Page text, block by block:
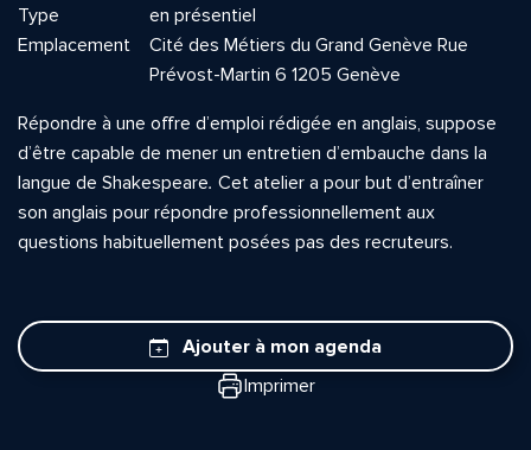
Type
en présentiel
Emplacement
Cité des Métiers du Grand Genève Rue
Prévost-Martin 6 1205 Genève
Répondre à une offre d’emploi rédigée en anglais, suppose
d’être capable de mener un entretien d’embauche dans la
langue de Shakespeare. Cet atelier a pour but d’entraîner
son anglais pour répondre professionnellement aux
questions habituellement posées pas des recruteurs.
Ajouter à mon agenda
Imprimer